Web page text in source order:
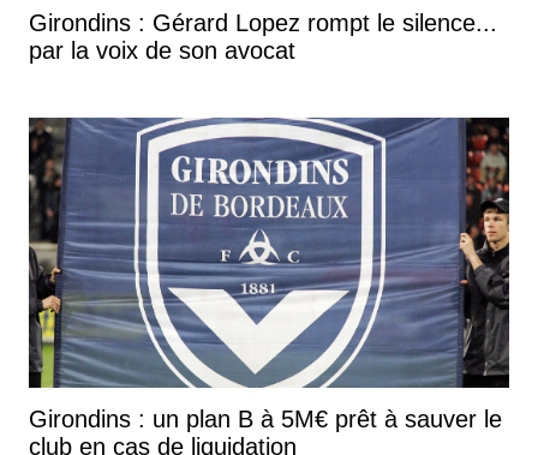
Il y a déjà des mecs qui sont installés, qui auraient
pu monter l'année dernière, et qui étaient beaucoup
plus près de monter que nous à Sochaux. Il y a des
gens au milieu de terrain qui ont une autre
Girondins : Gérard Lopez rompt le silence...
par la voix de son avocat
Girondins : un plan B à 5M€ prêt à sauver le
club en cas de liquidation